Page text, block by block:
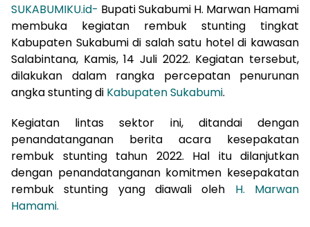
SUKABUMIKU.id- Bupati Sukabumi H. Marwan Hamami
membuka kegiatan rembuk stunting tingkat
Kabupaten Sukabumi di salah satu hotel di kawasan
Salabintana, Kamis, 14 Juli 2022. Kegiatan tersebut,
dilakukan dalam rangka percepatan penurunan
angka stunting di Kabupaten Sukabumi.
Kegiatan lintas sektor ini, ditandai dengan
penandatanganan berita acara kesepakatan
rembuk stunting tahun 2022. Hal itu dilanjutkan
dengan penandatanganan komitmen kesepakatan
rembuk stunting yang diawali oleh H. Marwan
Hamami.